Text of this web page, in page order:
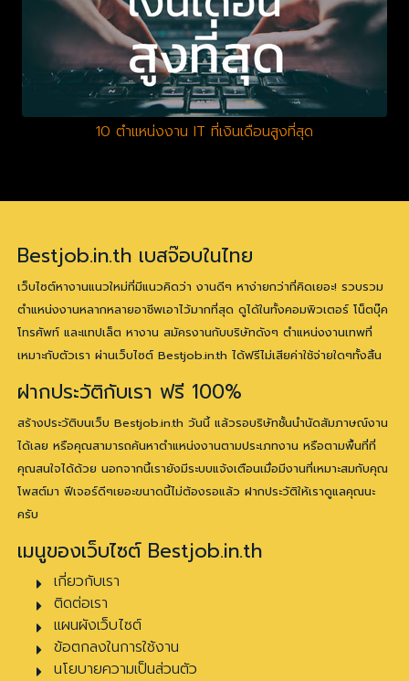
10 ตำแหน่งงาน IT ที่เงินเดือนสูงที่สุด
Bestjob.in.th เบสจ๊อบในไทย
เว็บไซต์หางานแนวใหม่ที่มีแนวคิดว่า งานดีๆ หาง่ายกว่าที่คิดเยอะ! รวบรวม
ตำแหน่งงานหลากหลายอาชีพเอาไว้มากที่สุด ดูได้ในทั้งคอมพิวเตอร์ โน็ตบุ๊ค
โทรศัพท์ และแทปเล็ต หางาน สมัครงานกับบริษัทดังๆ ตำแหน่งงานเทพที่
เหมาะกับตัวเรา ผ่านเว็บไซต์ Bestjob.in.th ได้ฟรีไม่เสียค่าใช้จ่ายใดๆทั้งสิ้น
ฝากประวัติกับเรา ฟรี 100%
สร้างประวัติบนเว็บ Bestjob.in.th วันนี้ แล้วรอบริษัทชั้นนำนัดสัมภาษณ์งาน
ได้เลย หรือคุณสามารถค้นหาตำแหน่งงานตามประเภทงาน หรือตามพื้นที่ที่
คุณสนใจได้ด้วย นอกจากนี้เรายังมีระบบแจ้งเตือนเมื่อมีงานที่เหมาะสมกับคุณ
โพสต์มา ฟีเจอร์ดีๆเยอะขนาดนี้ไม่ต้องรอแล้ว ฝากประวัติให้เราดูแลคุณนะ
ครับ
เมนูของเว็บไซต์ Bestjob.in.th
เกี่ยวกับเรา
ติดต่อเรา
แผนผังเว็บไซต์
ข้อตกลงในการใช้งาน
นโยบายความเป็นส่วนตัว